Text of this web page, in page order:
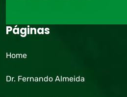
Páginas
Home
Dr. Fernando Almeida